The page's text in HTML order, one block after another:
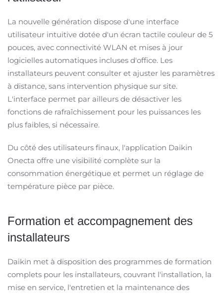
La nouvelle génération dispose d'une interface
utilisateur intuitive dotée d'un écran tactile couleur de 5
pouces, avec connectivité WLAN et mises à jour
logicielles automatiques incluses d'office. Les
installateurs peuvent consulter et ajuster les paramètres
à distance, sans intervention physique sur site.
L'interface permet par ailleurs de désactiver les
fonctions de rafraîchissement pour les puissances les
plus faibles, si nécessaire.
Du côté des utilisateurs finaux, l'application Daikin
Onecta offre une visibilité complète sur la
consommation énergétique et permet un réglage de
température pièce par pièce.
Formation et accompagnement des
installateurs
Daikin met à disposition des programmes de formation
complets pour les installateurs, couvrant l'installation, la
mise en service, l'entretien et la maintenance des